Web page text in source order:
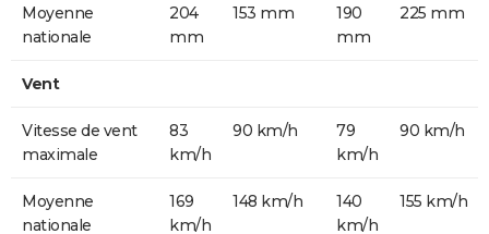
Moyenne
nationale
204
mm
153 mm
190
mm
225 mm
Vent
Vitesse de vent
maximale
83
km/h
90 km/h
79
km/h
90 km/h
Moyenne
nationale
169
km/h
148 km/h
140
km/h
155 km/h